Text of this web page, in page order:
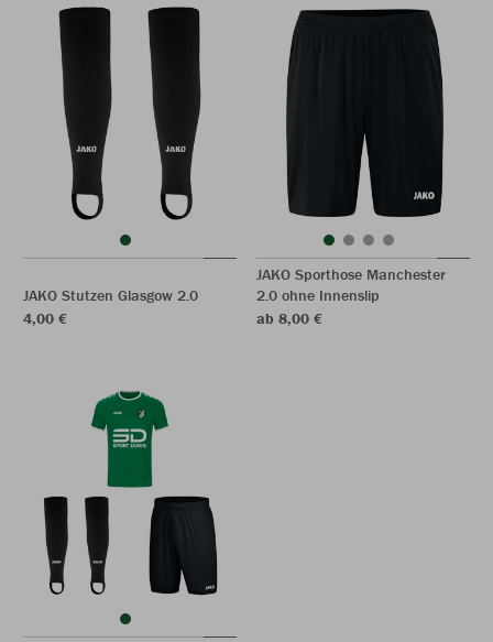
JAKO Stutzen Glasgow 2.0
4,00 €
JAKO Sporthose Manchester
2.0 ohne Innenslip
ab 8,00 €